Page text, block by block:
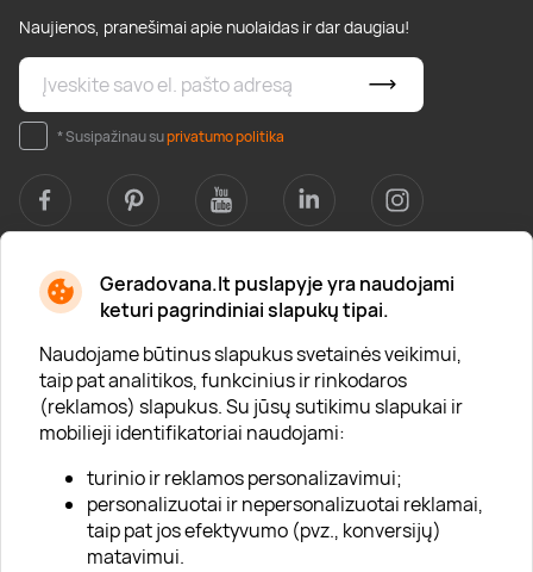
Geradovana.lt puslapyje yra naudojami
keturi pagrindiniai slapukų tipai.
Naudojame būtinus slapukus svetainės veikimui,
taip pat analitikos, funkcinius ir rinkodaros
(reklamos) slapukus. Su jūsų sutikimu slapukai ir
mobilieji identifikatoriai naudojami:
turinio ir reklamos personalizavimui;
personalizuotai ir nepersonalizuotai reklamai,
taip pat jos efektyvumo (pvz., konversijų)
matavimui.
Naujienos, pranešimai apie nuolaidas ir dar daugiau!
* Susipažinau suprivatumo politika
Apie mus
Apie „Gera Dovana“
Lojalumo klubas
Karjera
Visi partneriai
Kontaktai
Tinklaraštis